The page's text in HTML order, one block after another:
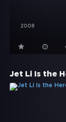
2008
Jet Li Is the